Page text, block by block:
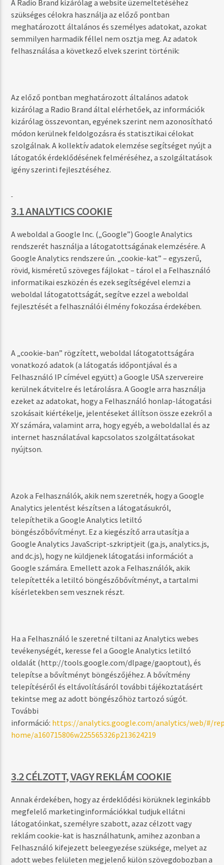
A Radio Brand kizárólag a website üzemeltetéséhez
szükséges célokra használja az előző pontban
meghatározott általános és személyes adatokat, azokat
semmilyen harmadik féllel nem osztja meg. Az adatok
felhasználása a következő elvek szerint történik:
Az előző pontban meghatározott általános adatok
kizárólag a Radio Brand által elérhetőek, az információk
kizárólag összevontan, egyének szerint nem azonosítható
módon kerülnek feldolgozásra és statisztikai célokat
szolgálnak. A kollektív adatok elemzése segítséget nyújt a
látogatók érdeklődésének felméréséhez, a szolgáltatások
igény szerinti fejlesztéséhez.
3.1 ANALYTICS COOKIE
A weboldal a Google Inc. („Google”) Google Analytics
rendszerét használja a látogatottságának elemzésére. A
Google Analytics rendszere ún. „cookie-kat” – egyszerű,
rövid, kisméretű szöveges fájlokat – tárol el a Felhasználó
informatikai eszközén és ezek segítségével elemzi a
weboldal látogatottságát, segítve ezzel a weboldal
fejlesztését a felhasználói élmény fokozása érdekében.
A „cookie-ban” rögzített, weboldal látogatottságára
vonatkozó adatok (a látogatás időpontjával és a
Felhasználó IP címével együtt) a Google USA szervereire
kerülnek átvitelre és letárolásra. A Google arra használja
ezeket az adatokat, hogy a Felhasználó honlap-látogatási
szokásait kiértékelje, jelentéseket állítson össze ezekről a
XY számára, valamint arra, hogy egyéb, a weboldallal és az
internet használatával kapcsolatos szolgáltatásokat
nyújtson.
Azok a Felhasználók, akik nem szeretnék, hogy a Google
Analytics jelentést készítsen a látogatásukról,
telepíthetik a Google Analytics letiltó
böngészőbővítményt. Ez a kiegészítő arra utasítja a
Google Analytics JavaScript-szkriptjeit (ga.js, analytics.js,
and dc.js), hogy ne küldjenek látogatási információt a
Google számára. Emellett azok a Felhasználók, akik
telepítették a letiltó böngészőbővítményt, a tartalmi
kísérletekben sem vesznek részt.
Ha a Felhasználó le szeretné tiltani az Analytics webes
tevékenységét, keresse fel a Google Analytics letiltó
oldalát (http://tools.google.com/dlpage/gaoptout), és
telepítse a bővítményt böngészőjéhez. A bővítmény
telepítéséről és eltávolításáról további tájékoztatásért
tekintse meg az adott böngészőhöz tartozó súgót.
További
információ: https://analytics.google.com/analytics/web/#/
home/a160715806w225565326p213624219
3.2 CÉLZOTT, VAGY REKLÁM COOKIE
Annak érdekében, hogy az érdeklődési körüknek leginkább
megfelelő marketinginformációkkal tudjuk ellátni
látogatóinkat, személyre szabott, azaz célzott vagy
reklám cookie-kat is használhatunk, amihez azonban a
Felhasználó kifejezett beleegyezése szüksége, melyet az
adott webes felületen megjelenő külön szövegdobozban a